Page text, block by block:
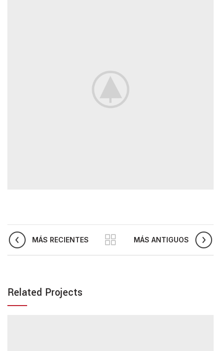
MÁS RECIENTES MÁS ANTIGUOS
Related Projects